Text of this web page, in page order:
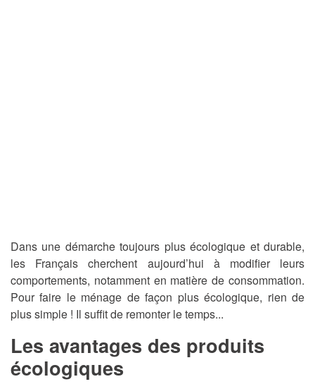
Dans une démarche toujours plus écologique et durable,
les Français cherchent aujourd’hui à modifier leurs
comportements, notamment en matière de consommation.
Pour faire le ménage de façon plus écologique, rien de
plus simple ! Il suffit de remonter le temps...
Les avantages des produits
écologiques